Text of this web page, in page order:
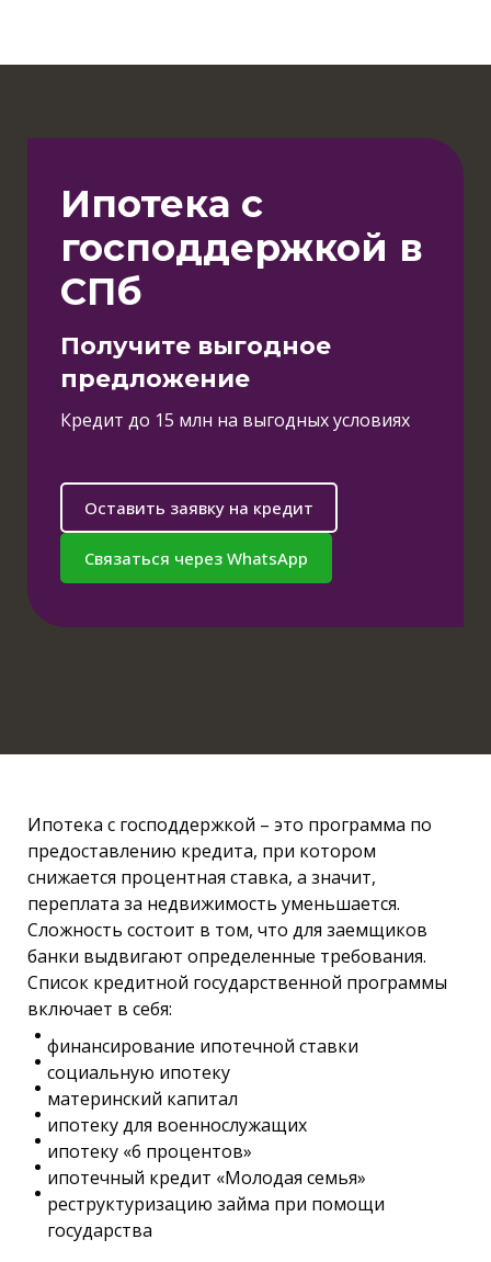
Ипотека с
господдержкой в
СПб
Получите выгодное
предложение
Кредит до 15 млн на выгодных условиях
Оставить заявку на кредит
Связаться через WhatsApp
Ипотека с господдержкой – это программа по
предоставлению кредита, при котором
снижается процентная ставка, а значит,
переплата за недвижимость уменьшается.
Сложность состоит в том, что для заемщиков
банки выдвигают определенные требования.
Список кредитной государственной программы
включает в себя:
финансирование ипотечной ставки
социальную ипотеку
материнский капитал
ипотеку для военнослужащих
ипотеку «6 процентов»
ипотечный кредит «Молодая семья»
реструктуризацию займа при помощи
государства